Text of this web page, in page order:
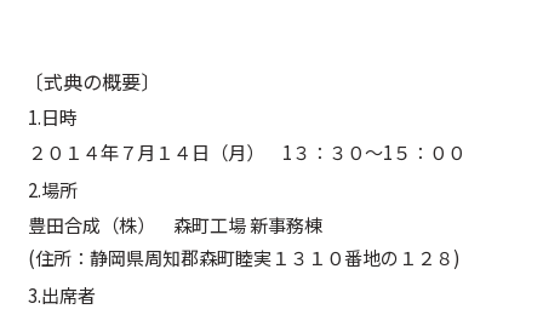
〔式典の概要〕
1.日時
２０１４年７月１４日（月） 1３：３０～1５：００
2.場所
豊田合成（株） 森町工場 新事務棟
(住所：静岡県周知郡森町睦実１３１０番地の１２８)
3.出席者